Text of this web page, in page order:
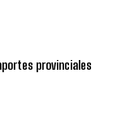
provinciales